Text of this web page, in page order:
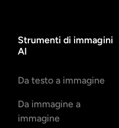
Strumenti di immagini
AI
Da testo a immagine
Da immagine a
immagine